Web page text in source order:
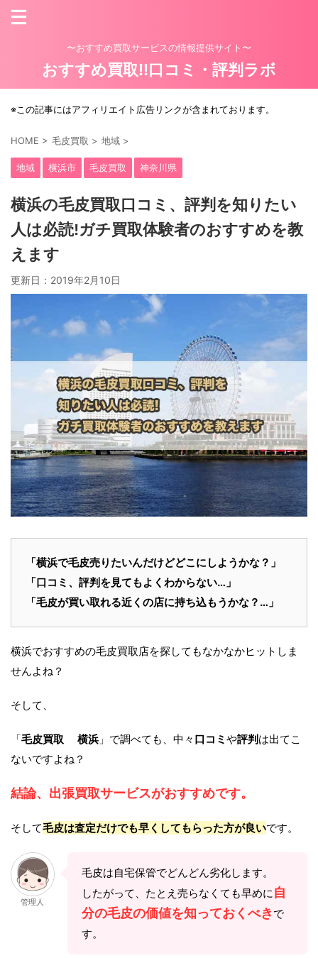
〜おすすめ買取サービスの情報提供サイト〜
おすすめ買取!!口コミ・評判ラボ
※この記事にはアフィリエイト広告リンクが含まれております。
HOME > 毛皮買取 > 地域 >
地域 横浜市 毛皮買取 神奈川県
横浜の毛皮買取口コミ、評判を知りたい
人は必読!ガチ買取体験者のおすすめを教
えます
更新日： 2019年2月10日
「横浜で毛皮売りたいんだけどどこにしようかな？」
「口コミ、評判を見てもよくわからない…」
「毛皮が買い取れる近くの店に持ち込もうかな？…」
横浜でおすすめの毛皮買取店を探してもなかなかヒットしま
せんよね？
そして、
「毛皮買取 横浜 」で調べても、中々 口コミ や評判は出てこ
ないですよね？
結論、出張買取サービスがおすすめです。
そして毛皮は査定だけでも早くしてもらった方が良いです。
管理人
毛皮は自宅保管でどんどん劣化します。
したがって、たとえ売らなくても早めに 自
分の毛皮の価値を知っておくべき で
す。